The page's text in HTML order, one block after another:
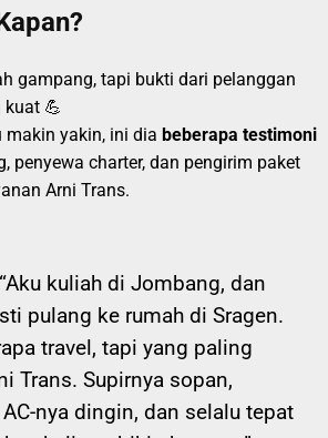
gampang, tapi bukti dari pelanggan
💪
makin yakin, ini dia beberapa testimoni
penyewa charter, dan pengirim paket
Arni Trans.
“Aku kuliah di Jombang, dan
pulang ke rumah di Sragen.
travel, tapi yang paling
Trans. Supirnya sopan,
nya dingin, dan selalu tepat